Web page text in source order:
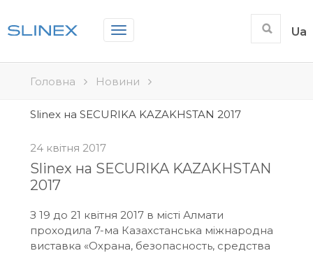
Toggle
navigation
Ua
Головна Новини
Slinex на SECURIKA KAZAKHSTAN 2017
24 квітня 2017
Slinex на SECURIKA KAZAKHSTAN
2017
З 19 до 21 квітня 2017 в місті Алмати
проходила 7-ма Казахстанська міжнародна
виставка «Охрана, безопасность, средства